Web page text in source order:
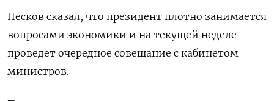
Песков сказал, что президент плотно занимается
вопросами экономики и ​на текущей неделе ​
проведет ​очередное совещание с кабинетом
⁠министров.